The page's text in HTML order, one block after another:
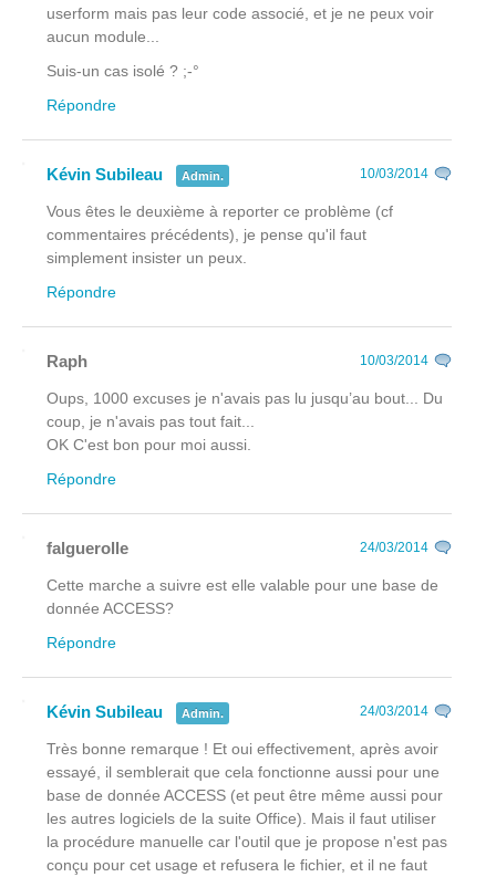
userform mais pas leur code associé, et je ne peux voir
aucun module...
Suis-un cas isolé ? ;-°
Répondre
Kévin Subileau Admin. 10/03/2014
Vous êtes le deuxième à reporter ce problème (cf
commentaires précédents), je pense qu'il faut
simplement insister un peux.
Répondre
Raph 10/03/2014
Oups, 1000 excuses je n'avais pas lu jusqu’au bout... Du
coup, je n'avais pas tout fait...
OK C'est bon pour moi aussi.
Répondre
falguerolle 24/03/2014
Cette marche a suivre est elle valable pour une base de
donnée ACCESS?
Répondre
Kévin Subileau Admin. 24/03/2014
Très bonne remarque ! Et oui effectivement, après avoir
essayé, il semblerait que cela fonctionne aussi pour une
base de donnée ACCESS (et peut être même aussi pour
les autres logiciels de la suite Office). Mais il faut utiliser
la procédure manuelle car l'outil que je propose n'est pas
conçu pour cet usage et refusera le fichier, et il ne faut